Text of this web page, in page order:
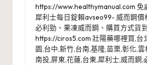
https://www.healthymanual.com 免
犀利士每日錠賴avseo99- 威而鋼價
必利勁、果凍威而鋼、購買方式貨
https://ciros5.com 壯陽藥哪裡買,台
園,台中,新竹,台南,基隆,苗栗,彰化,
南投,屏東,花蓮,台東,犀利士,威而鋼,